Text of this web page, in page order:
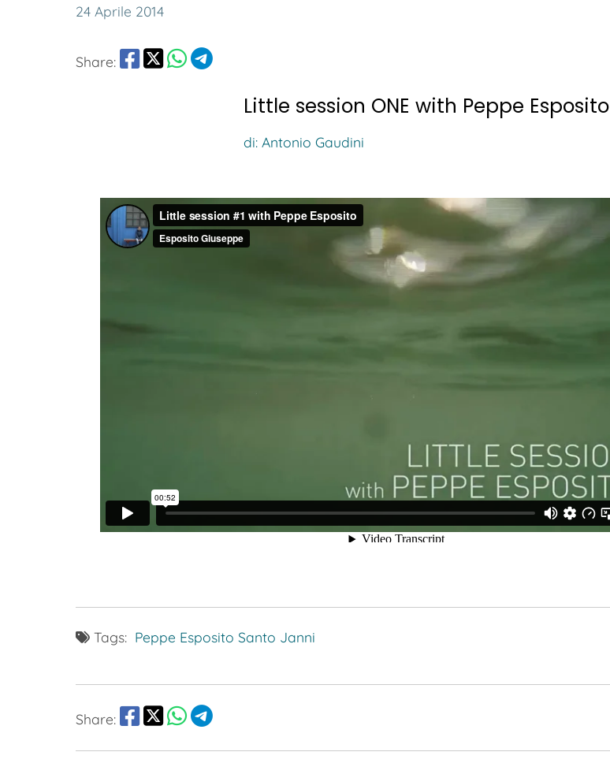
24 Aprile 2014
Share:
Little session ONE with Peppe Esposito
di: Antonio Gaudini
Tags: Peppe Esposito Santo Janni
Share: